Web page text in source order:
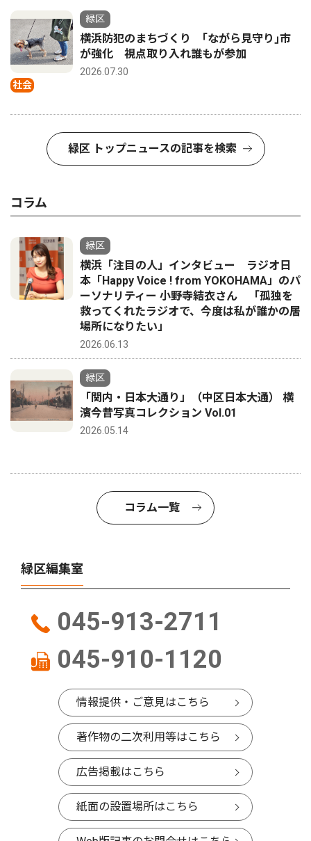
社会
緑区
横浜防犯のまちづくり ｢ながら見守り｣市
が強化 視点取り入れ誰もが参加
2026.07.30
緑区 トップニュースの記事を検索
コラム
緑区
横浜「注目の人」インタビュー ラジオ日
本「Happy Voice ! from YOKOHAMA」のパ
ーソナリティー 小野寺結衣さん 「孤独を
救ってくれたラジオで、今度は私が誰かの居
場所になりたい」
2026.06.13
緑区
「関内・日本大通り」（中区日本大通） 横
濱今昔写真コレクション Vol.01
2026.05.14
コラム一覧
緑区編集室
045-913-2711
045-910-1120
情報提供・ご意見はこちら
著作物の二次利用等はこちら
広告掲載はこちら
紙面の設置場所はこちら